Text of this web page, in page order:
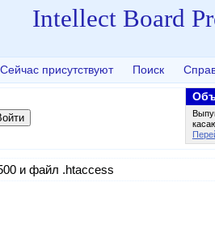
Intellect Board
Сейчас присутствуют Поиск
и файл .htaccess